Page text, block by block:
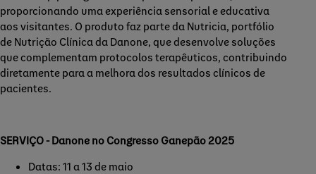
proporcionando uma experiência sensorial e educativa
aos visitantes. O produto faz parte da Nutricia, portfólio
de Nutrição Clínica da Danone, que desenvolve soluções
que complementam protocolos terapêuticos, contribuindo
diretamente para a melhora dos resultados clínicos de
pacientes.
SERVIÇO - Danone no Congresso Ganepão 2025
Datas: 11 a 13 de maio